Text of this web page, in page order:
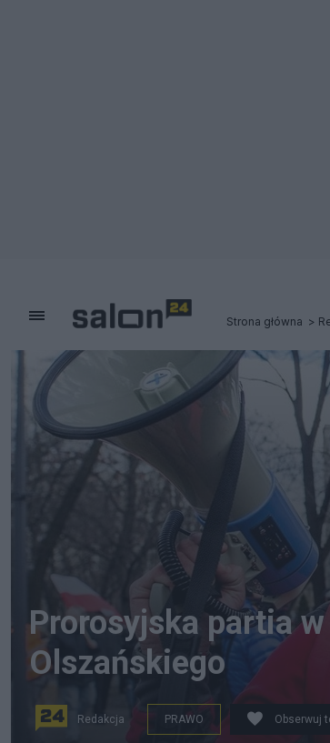
Strona główna
Prorosyjska partia
Olszańskiego
Redakcja PRAWO Obserwuj